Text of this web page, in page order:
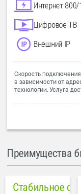
Интернет
Цифровое ТВ
Внешний IP
Скорость
в зависимости от
технологии. Услуга
Преимущества
Стабильное